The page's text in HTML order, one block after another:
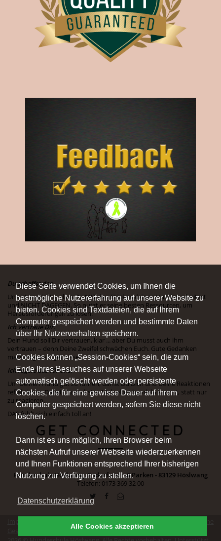
Diese Seite verwendet Cookies, um Ihnen die
bestmögliche Nutzererfahrung auf unserer Website zu
bieten. Cookies sind Textdateien, die auf Ihrem
Computer gespeichert werden und bestimmte Daten
über Ihr Nutzerverhalten speichern.
Cookies können „Session-Cookies“ sein, die zum
Ende Ihres Besuches auf unserer Webseite
automatisch gelöscht werden oder persistente
Cookies, die für eine gewisse Dauer auf ihrem
Computer gespeichert werden, sofern Sie diese nicht
löschen.
Dann ist es uns möglich, Ihren Browser beim
nächsten Aufruf unserer Webseite wiederzuerkennen
und Ihnen Funktionen entsprechend Ihrer bisherigen
Nutzung zur Verfügung zu stellen.
Datenschutzerklärung
Alle Cookies akzeptieren
Du schaffst das.
Uns ist es wichtig, dass Du MIT den Stärken deines Hundes arbeitest
und NICHT DAGEGEN. So nutzt er seine besten Ressourcen, um
Herausforderungen zu lösen.
Ich vertraue Dir.
Dein Hund soll Dir vertrauen, klar ... aber Du musst auch ihm
vertrauen – denn Deine Zweifel schwächen Euch. Gute Gedanken
machen gute Ergebnisse.
Ich regele das für uns.
Um Deinen Hund gut zu führen, darfst Du Dich und Deine Reaktionen
reflektieren. Damit Du nächstes Mal selbst handeln kannst, statt nur
zu reagieren.
DAS fühlt sich einfach toll an!
GET CONNECTED
Hundeschule Höslwang, Endorferstr. 6 Parken - 83129 Höslwang
Telefon: 0173 369 32 00
Geschäftsbedingungen|
Vertrag widerrufen